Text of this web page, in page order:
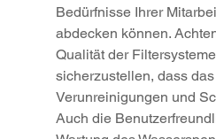
Bedürfnisse Ihrer
abdecken können.
Qualität der
sicherzustellen, dass
Verunreinigungen und
Auch die